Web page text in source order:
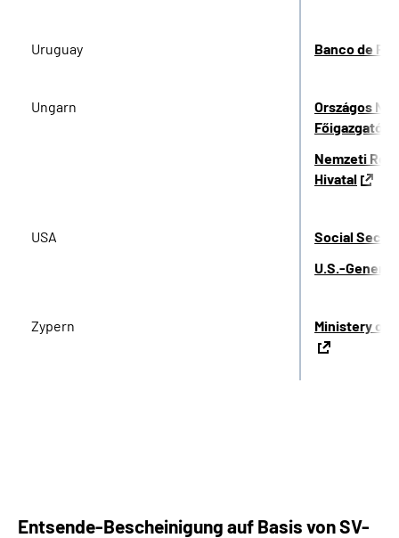
Uruguay Banco de
Ungarn
Országos
Nemzeti
Hivatal
USA
Social
U.S.-
Zypern Ministery of
Entsende-Bescheinigung auf Basis von SV-